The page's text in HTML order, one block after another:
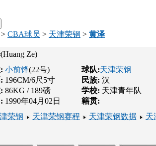
> CBA球员 > 天津荣钢 > 黄泽
(Huang Ze)
小前锋(22号)
196CM/6尺5寸
86KG / 189磅
1990年04月02日
球队:天津荣钢
民族: 汉
学校: 天津青年队
籍贯:
荣钢 天津荣钢赛程 天津荣钢数据 天